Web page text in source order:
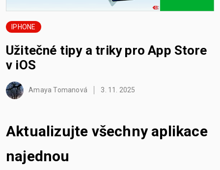
IPHONE
Užitečné tipy a triky pro App Store
v iOS
Amaya Tomanová 3. 11. 2025
Aktualizujte všechny aplikace
najednou